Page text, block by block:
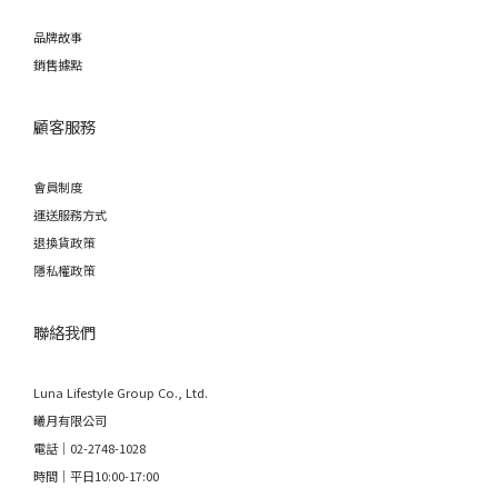
品牌故事
銷售據點
顧客服務
會員制度
運送服務方式
退換貨政策
隱私權政策
聯絡我們
Luna Lifestyle Group Co., Ltd.
曦月有限公司
電話｜02-2748-1028
時間｜平日10:00-17:00